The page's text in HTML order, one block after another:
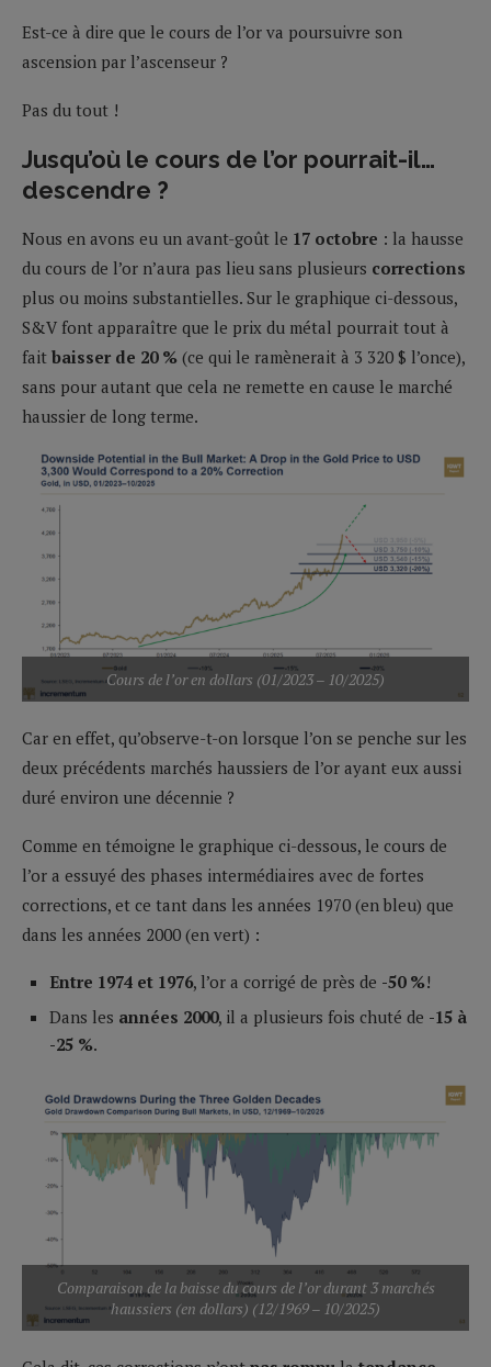
Est-ce à dire que le cours de l’or va poursuivre son
ascension par l’ascenseur ?
Pas du tout !
Jusqu’où le cours de l’or pourrait-il…
descendre ?
Nous en avons eu un avant-goût le 17 octobre : la hausse
du cours de l’or n’aura pas lieu sans plusieurs corrections
plus ou moins substantielles. Sur le graphique ci-dessous,
S&V font apparaître que le prix du métal pourrait tout à
fait baisser de 20 % (ce qui le ramènerait à 3 320 $ l’once),
sans pour autant que cela ne remette en cause le marché
haussier de long terme.
Cours de l’or en dollars (01/2023 – 10/2025)
Car en effet, qu’observe-t-on lorsque l’on se penche sur les
deux précédents marchés haussiers de l’or ayant eux aussi
duré environ une décennie ?
Comme en témoigne le graphique ci-dessous, le cours de
l’or a essuyé des phases intermédiaires avec de fortes
corrections, et ce tant dans les années 1970 (en bleu) que
dans les années 2000 (en vert) :
Entre 1974 et 1976, l’or a corrigé de près de -50 %!
Dans les années 2000, il a plusieurs fois chuté de -15 à
-25 %.
Comparaison de la baisse du cours de l’or durant 3 marchés
haussiers (en dollars) (12/1969 – 10/2025)